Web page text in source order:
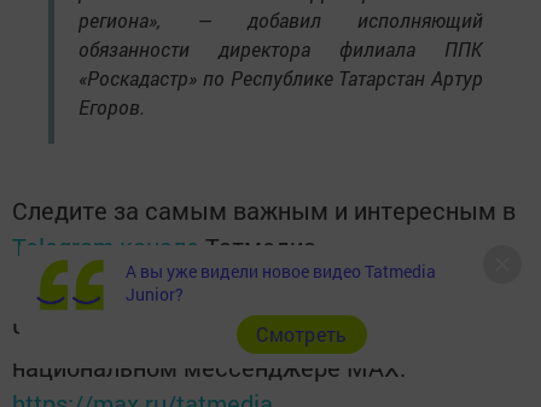
региона», — добавил исполняющий
обязанности директора филиала ППК
«Роскадастр» по Республике Татарстан Артур
Егоров.
Следите за самым важным и интересным в
Telegram-канале Татмедиа
Читайте новости Татарстана в
национальном мессенджере MАХ:
А вы уже видели новое видео Tatmedia
Junior?
Cмотреть